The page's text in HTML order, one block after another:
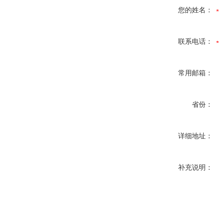
您的姓名：
联系电话：
常用邮箱：
省份：
详细地址：
补充说明：